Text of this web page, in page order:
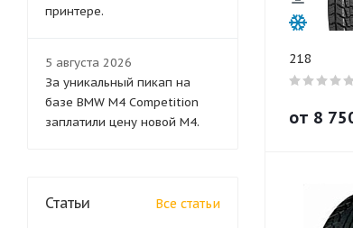
218
от 8
принтере.
5 августа 2026
За уникальный пикап на
базе BMW M4 Competition
заплатили цену новой M4.
Статьи Все статьи